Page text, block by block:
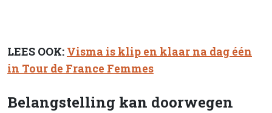
LEES OOK: Visma is klip en klaar na dag één
in Tour de France Femmes
Belangstelling kan doorwegen